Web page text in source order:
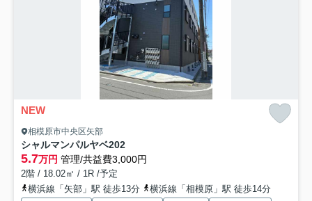
NEW
相模原市中央区矢部
シャルマンパルヤベ202
5.7万円 管理/共益費3,000円
2階 / 18.02㎡ / 1R /予定
横浜線「矢部」駅 徒歩13分
横浜線「相模原」駅 徒歩14分